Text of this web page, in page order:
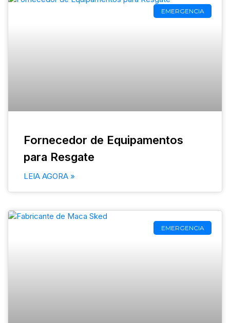
EMERGENCIA
Fornecedor de Equipamentos
para Resgate
LEIA AGORA »
EMERGENCIA